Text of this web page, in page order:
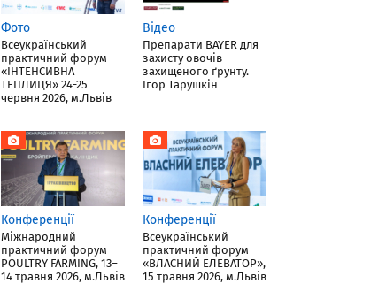
Фото
Всеукраїнський
практичний форум
«ІНТЕНСИВНА
ТЕПЛИЦЯ» 24-25
червня 2026, м.Львів
Відео
Препарати BAYER для
захисту овочів
захищеного ґрунту.
Ігор Тарушкін
Конференції
Міжнародний
практичний форум
POULTRY FARMING, 13–
14 травня 2026, м.Львів
Конференції
Всеукраїнський
практичний форум
«ВЛАСНИЙ ЕЛЕВАТОР»,
15 травня 2026, м.Львів